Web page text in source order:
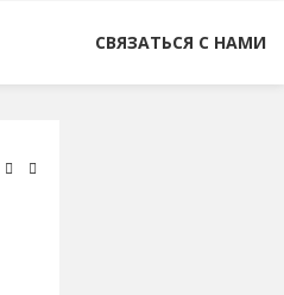
СВЯЗАТЬСЯ С НАМИ